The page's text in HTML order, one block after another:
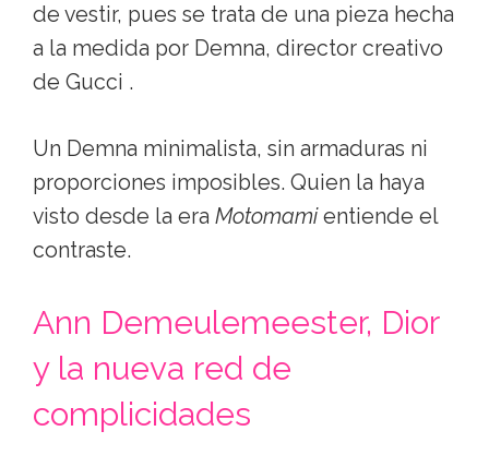
de vestir, pues se trata de una pieza hecha
a la medida por Demna, director creativo
de Gucci .
Un Demna minimalista, sin armaduras ni
proporciones imposibles. Quien la haya
visto desde la era Motomamientiende el
contraste.
Ann Demeulemeester, Dior
y la nueva red de
complicidades